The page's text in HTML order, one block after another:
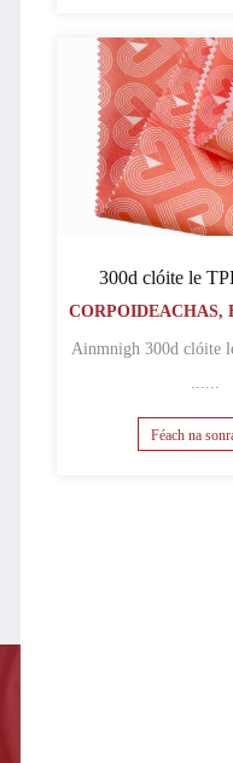
300d clóite le
Ainmnigh 300d clóite le TPE brataithe
Féach na